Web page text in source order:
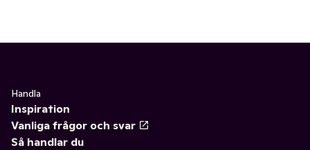
Handla
Inspiration
Vanliga frågor och svar
Så handlar du